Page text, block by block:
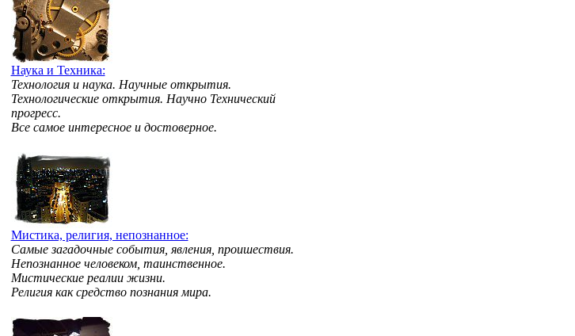
Наука и Техника:
Технология и наука. Научные открытия.
Технологические открытия. Научно Технический
прогресс.
Все самое интересное и достоверное.
Мистика, религия, непознанное:
Самые загадочные события, явления, проишествия.
Непознанное человеком, таинственное.
Мистические реалии жизни.
Религия как средство познания мира.